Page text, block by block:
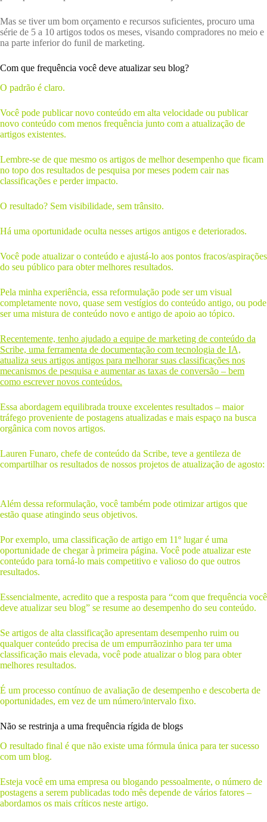
Mas se tiver um bom orçamento e recursos suficientes, procuro uma
série de 5 a 10 artigos todos os meses, visando compradores no meio e
na parte inferior do funil de marketing.
Com que frequência você deve atualizar seu blog?
O padrão é claro.
Você pode publicar novo conteúdo em alta velocidade ou publicar
novo conteúdo com menos frequência junto com a atualização de
artigos existentes.
Lembre-se de que mesmo os artigos de melhor desempenho que ficam
no topo dos resultados de pesquisa por meses podem cair nas
classificações e perder impacto.
O resultado? Sem visibilidade, sem trânsito.
Há uma oportunidade oculta nesses artigos antigos e deteriorados.
Você pode atualizar o conteúdo e ajustá-lo aos pontos fracos/aspirações
do seu público para obter melhores resultados.
Pela minha experiência, essa reformulação pode ser um visual
completamente novo, quase sem vestígios do conteúdo antigo, ou pode
ser uma mistura de conteúdo novo e antigo de apoio ao tópico.
Recentemente, tenho ajudado a equipe de marketing de conteúdo da
Scribe, uma ferramenta de documentação com tecnologia de IA,
atualiza seus artigos antigos para melhorar suas classificações nos
mecanismos de pesquisa e aumentar as taxas de conversão – bem
como escrever novos conteúdos.
Essa abordagem equilibrada trouxe excelentes resultados – maior
tráfego proveniente de postagens atualizadas e mais espaço na busca
orgânica com novos artigos.
Lauren Funaro, chefe de conteúdo da Scribe, teve a gentileza de
compartilhar os resultados de nossos projetos de atualização de agosto:
Além dessa reformulação, você também pode otimizar artigos que
estão quase atingindo seus objetivos.
Por exemplo, uma classificação de artigo em 11º lugar é uma
oportunidade de chegar à primeira página. Você pode atualizar este
conteúdo para torná-lo mais competitivo e valioso do que outros
resultados.
Essencialmente, acredito que a resposta para “com que frequência você
deve atualizar seu blog” se resume ao desempenho do seu conteúdo.
Se artigos de alta classificação apresentam desempenho ruim ou
qualquer conteúdo precisa de um empurrãozinho para ter uma
classificação mais elevada, você pode atualizar o blog para obter
melhores resultados.
É um processo contínuo de avaliação de desempenho e descoberta de
oportunidades, em vez de um número/intervalo fixo.
Não se restrinja a uma frequência rígida de blogs
O resultado final é que não existe uma fórmula única para ter sucesso
com um blog.
Esteja você em uma empresa ou blogando pessoalmente, o número de
postagens a serem publicadas todo mês depende de vários fatores –
abordamos os mais críticos neste artigo.